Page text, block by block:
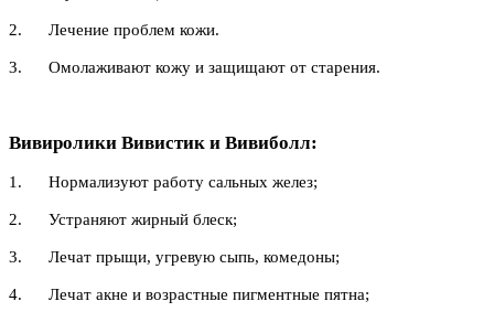
2. Лечение проблем кожи.
3. Омолаживают кожу и защищают от старения.
Вивиролики Вивистик и Вивиболл:
1. Нормализуют работу сальных желез;
2. Устраняют жирный блеск;
3. Лечат прыщи, угревую сыпь, комедоны;
4. Лечат акне и возрастные пигментные пятна;